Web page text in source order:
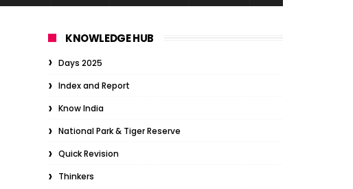
KNOWLEDGE HUB
Days 2025
Index and Report
Know India
National Park & Tiger Reserve
Quick Revision
Thinkers